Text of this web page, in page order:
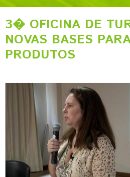
3� OFICINA DE
NOVAS BASES
PRODUTOS